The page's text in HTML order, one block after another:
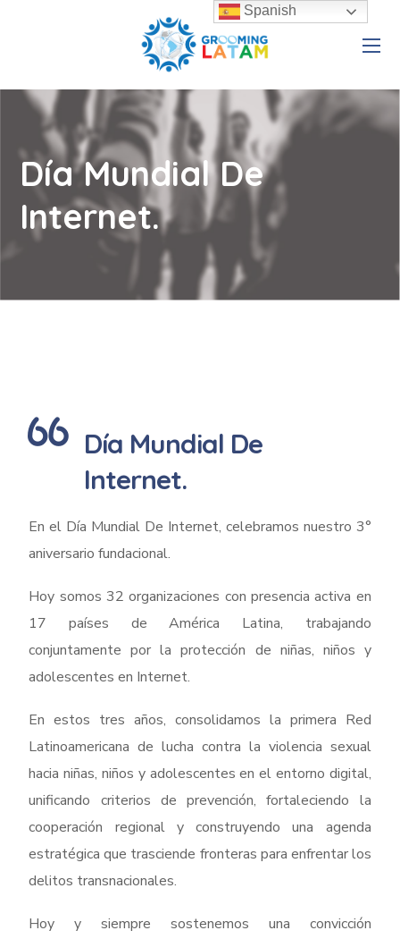
Día Mundial De
Internet.
Día Mundial De
Internet.
En el Día Mundial De Internet, celebramos nuestro 3°
aniversario fundacional.
Hoy somos 32 organizaciones con presencia activa en
17 países de América Latina, trabajando
conjuntamente por la protección de niñas, niños y
adolescentes en Internet.
En estos tres años, consolidamos la primera Red
Latinoamericana de lucha contra la violencia sexual
hacia niñas, niños y adolescentes en el entorno digital,
unificando criterios de prevención, fortaleciendo la
cooperación regional y construyendo una agenda
estratégica que trasciende fronteras para enfrentar los
delitos transnacionales.
Hoy y siempre sostenemos una convicción
Spanish